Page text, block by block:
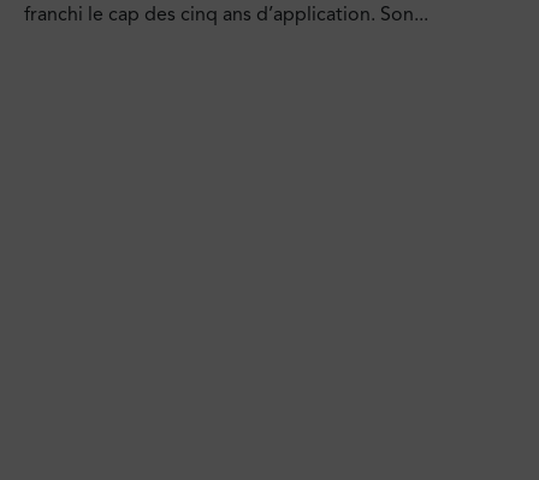
franchi le cap des cinq ans d’application. Son...